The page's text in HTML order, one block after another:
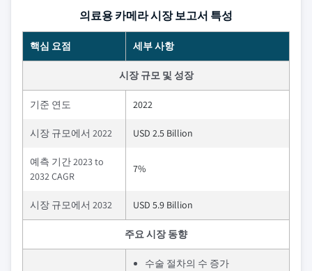
의료용 카메라 시장 보고서 특성
핵심 요점 세부 사항
시장 규모 및 성장
기준 연도 2022
시장 규모에서 2022 USD 2.5 Billion
예측 기간 2023 to
2032 CAGR
7%
시장 규모에서 2032 USD 5.9 Billion
주요 시장 동향
수술 절차의 수 증가